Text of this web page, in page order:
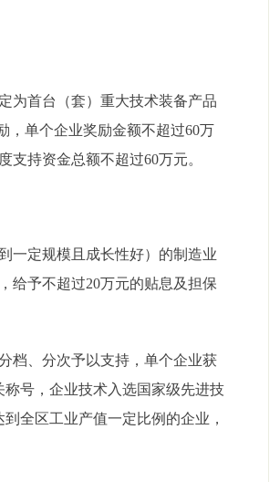
为首台（套）重大技术装备产品
，单个企业奖励金额不超过60万
支持资金总额不超过60万元。
一定规模且成长性好）的制造业
给予不超过20万元的贴息及担保
档、分次予以支持，单个企业获
称号，企业技术入选国家级先进技
全区工业产值一定比例的企业，